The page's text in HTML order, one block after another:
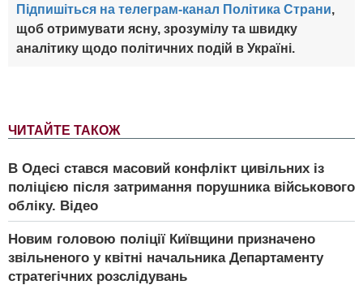
ЧИТАЙТЕ ТАКОЖ
В Одесі стався масовий конфлікт цивільних із
поліцією після затримання порушника військового
обліку. Відео
Новим головою поліції Київщини призначено
звільненого у квітні начальника Департаменту
стратегічних розслідувань
Підпишіться на телеграм-канал Політика Страни,
щоб отримувати ясну, зрозумілу та швидку
аналітику щодо політичних подій в Україні.